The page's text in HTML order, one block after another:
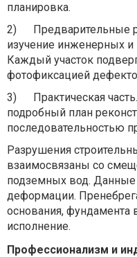
планировка.
2)
Предварительные
изучение инженерных и
Каждый участок
фотофиксацией
3)
Практическая
подробный план
последовательностью
Разрушения
взаимосвязаны со
подземных вод.
деформации.
основания, фундамента
исполнение.
Профессионализм и